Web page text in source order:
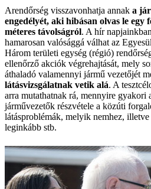
Arendőrség visszavonhatja annak a
engedélyét, aki hibásan olvas le egy
méteres távolságról. A hír
hamarosan valósággá válhat az
Három területi egység (régió)
ellenőrző akciók végrehajtását, mely
áthaladó valamennyi jármű vezetőjét
látásvizsgálatnak vetik alá. A
arra mutathatnak rá, mennyire gyakori
járművezetők részvétele a közúti
látásproblémák, melyik nemhez,
leginkább stb.